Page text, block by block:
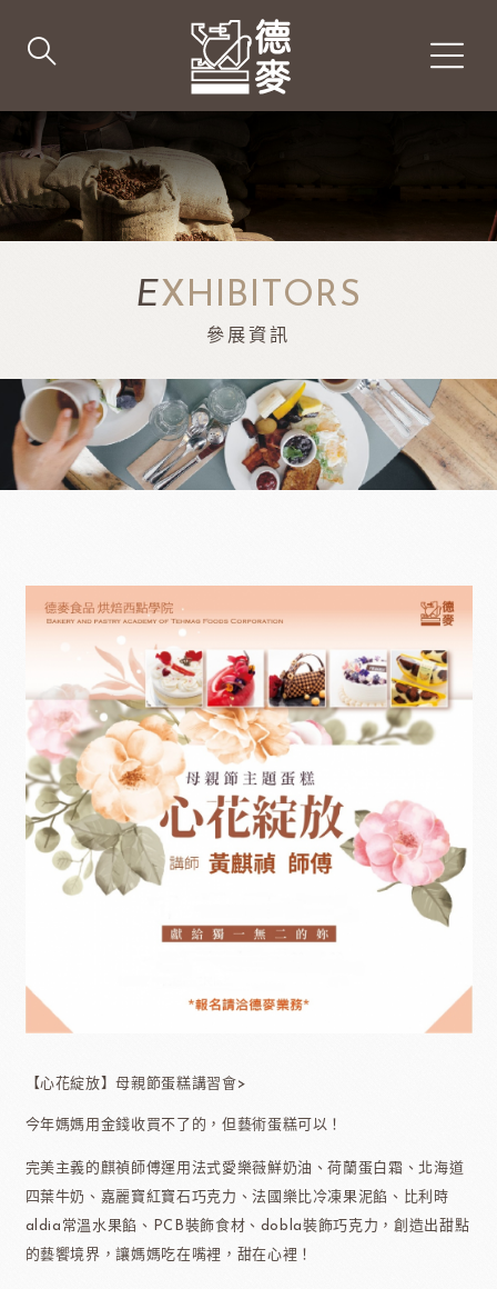
EXHIBITORS
參展資訊
【心花綻放】母親節蛋糕講習會>
今年媽媽用金錢收買不了的，但藝術蛋糕可以！
完美主義的麒禎師傅運用法式愛樂薇鮮奶油、荷蘭蛋白霜、北海道
四葉牛奶、嘉麗寶紅寶石巧克力、法國樂比冷凍果泥餡、比利時
aldia常溫水果餡、PCB裝飾食材、dobla裝飾巧克力，創造出甜點
的藝饗境界，讓媽媽吃在嘴裡，甜在心裡！